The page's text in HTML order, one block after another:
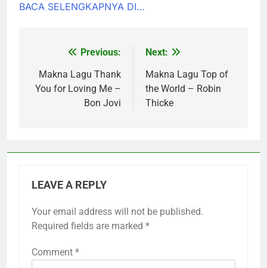
BACA SELENGKAPNYA DI…
navigation
Previous:
Makna Lagu Thank
You for Loving Me –
Bon Jovi
Next:
Makna Lagu Top of
the World – Robin
Thicke
LEAVE A REPLY
Your email address will not be published.
Required fields are marked *
Comment *